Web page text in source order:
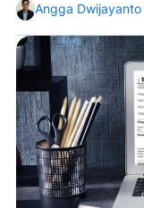
Angga Dwijayanto